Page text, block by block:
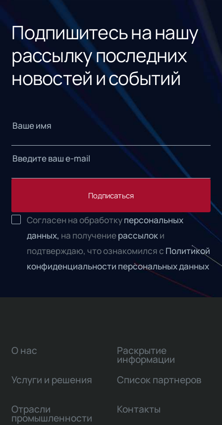
Подпишитесь на нашу
рассылку последних
новостей и событий
Подписаться
Согласен на обработкуперсональных
данных, на получениерассылоки
подтверждаю, что ознакомился с Политикой
конфиденциальности персональных данных
О нас
Услуги и решения
Отрасли
промышленности
Раскрытие
информации
Список партнеров
Контакты